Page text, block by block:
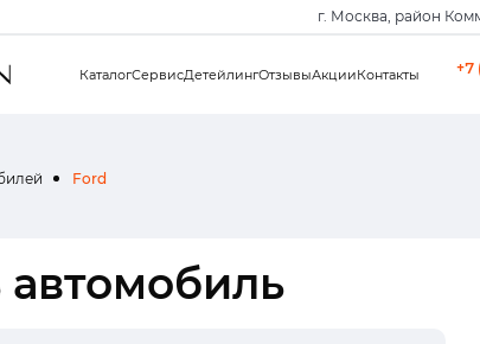
г. Москва, район
КаталогСервисДетейлингОтзывыАкцииКонтакты +7
Ford
автомобиль